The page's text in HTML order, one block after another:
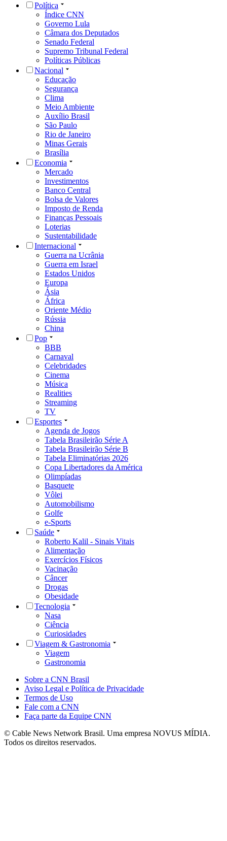
Política
Índice CNN
Governo Lula
Câmara dos Deputados
Senado Federal
Supremo Tribunal Federal
Políticas Públicas
Nacional
Educação
Segurança
Clima
Meio Ambiente
Auxílio Brasil
São Paulo
Rio de Janeiro
Minas Gerais
Brasília
Economia
Mercado
Investimentos
Banco Central
Bolsa de Valores
Imposto de Renda
Finanças Pessoais
Loterias
Sustentabilidade
Internacional
Guerra na Ucrânia
Guerra em Israel
Estados Unidos
Europa
Ásia
África
Oriente Médio
Rússia
China
Pop
BBB
Carnaval
Celebridades
Cinema
Música
Realities
Streaming
TV
Esportes
Agenda de Jogos
Tabela Brasileirão Série A
Tabela Brasileirão Série B
Tabela Eliminatórias 2026
Copa Libertadores da América
Olimpíadas
Basquete
Vôlei
Automobilismo
Golfe
e-Sports
Saúde
Roberto Kalil - Sinais Vitais
Alimentação
Exercícios Físicos
Vacinação
Câncer
Drogas
Obesidade
Tecnologia
Nasa
Ciência
Curiosidades
Viagem & Gastronomia
Viagem
Gastronomia
Sobre a CNN Brasil
Aviso Legal e Política de Privacidade
Termos de Uso
Fale com a CNN
Faça parte da Equipe CNN
© Cable News Network Brasil. Uma empresa NOVUS MÍDIA.
Todos os direitos reservados.